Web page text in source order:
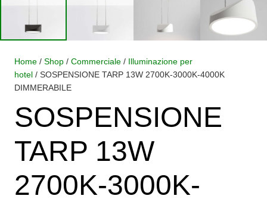
Home / Shop / Commerciale / Illuminazione per
hotel / SOSPENSIONE TARP 13W 2700K-3000K-4000K
DIMMERABILE
SOSPENSIONE
TARP 13W
2700K-3000K-